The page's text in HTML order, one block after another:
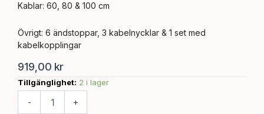
Kablar: 60, 80 & 100 cm
Övrigt: 6 ändstoppar, 3 kabelnycklar & 1 set med
kabelkopplingar
919,00 kr
Tillgänglighet: 2 i lager
-
Bamboo
Ändstickor
+